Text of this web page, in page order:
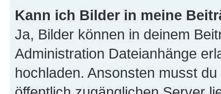
Kann ich Bilder in meine
Ja, Bilder können in deinem
Administration Dateianhänge
hochladen. Ansonsten musst